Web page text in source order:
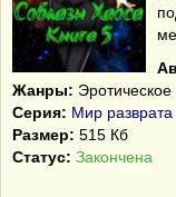
Жанры:
Серия: Мир разврата
Размер: 515 Кб
Статус: Закончена